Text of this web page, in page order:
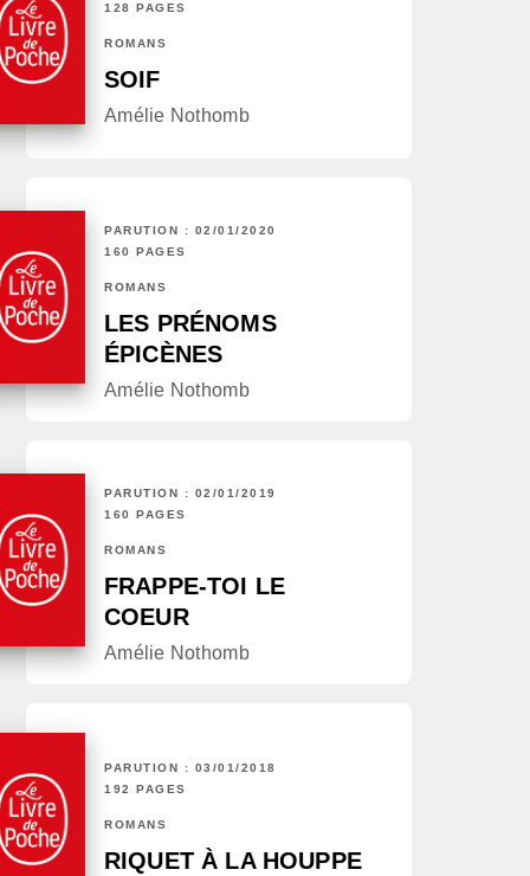
128 PAGES
ROMANS
SOIF
Amélie Nothomb
PARUTION : 02/01/2020
160 PAGES
ROMANS
LES PRÉNOMS
ÉPICÈNES
Amélie Nothomb
PARUTION : 02/01/2019
160 PAGES
ROMANS
FRAPPE-TOI LE
COEUR
Amélie Nothomb
PARUTION : 03/01/2018
192 PAGES
ROMANS
RIQUET À LA HOUPPE